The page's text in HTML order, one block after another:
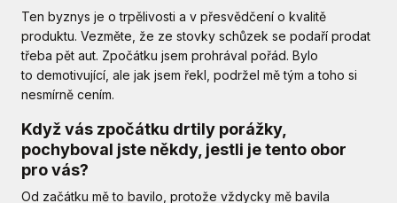
Ten byznys je o trpělivosti a v přesvědčení o kvalitě
produktu. Vezměte, že ze stovky schůzek se podaří prodat
třeba pět aut. Zpočátku jsem prohrával pořád. Bylo
to demotivující, ale jak jsem řekl, podržel mě tým a toho si
nesmírně cením.
Když vás zpočátku drtily porážky,
pochyboval jste někdy, jestli je tento obor
pro vás?
Od začátku mě to bavilo, protože vždycky mě bavila